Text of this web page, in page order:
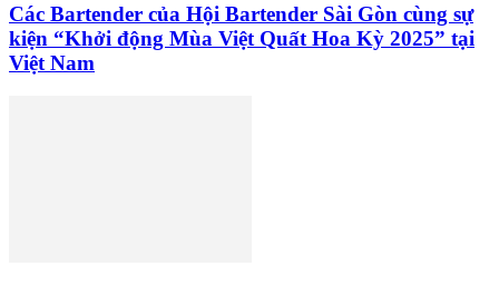
Các Bartender của Hội Bartender Sài Gòn cùng sự
kiện “Khởi động Mùa Việt Quất Hoa Kỳ 2025” tại
Việt Nam